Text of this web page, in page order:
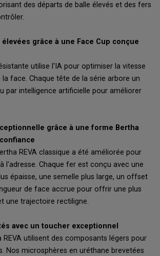
des départs de balle élevés et des fers
grâce à une Face Cup conçue
utilise l'IA pour optimiser la vitesse
face. Chaque tête de la série arbore un
par intelligence artificielle pour améliorer
grâce à une forme Bertha
REVA classique a été améliorée pour
l'adresse. Chaque fer est conçu avec une
épaisse, une semelle plus large, un offset
de face accrue pour offrir une plus
une trajectoire rectiligne.
avec un toucher exceptionnel
REVA utilisent des composants légers pour
Nos microsphères en uréthane brevetées